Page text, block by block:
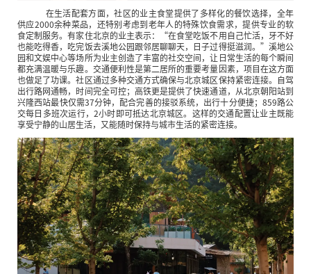
在生活配套方面，社区的业主食堂提供了多样化的餐饮选择，全年
供应2000余种菜品，还特别考虑到老年人的特殊饮食需求，提供专业的软
食定制服务。有家住北京的业主表示：“在食堂吃饭不用自己忙活，牙不好
也能吃得香，吃完饭去溪地公园跟邻居聊聊天，日子过得挺滋润。”溪地公
园和文娱中心等场所为业主创造了丰富的社交空间，让日常生活的每个瞬间
都充满温暖与乐趣。交通便利性是第二居所的重要考量因素，项目在这方面
也做足了功课。社区通过多种交通方式确保与北京城区保持紧密连接。自驾
出行路网通畅，时间完全可控；高铁更是提供了快速通道，从北京朝阳站到
兴隆西站最快仅需37分钟，配合完善的接驳系统，出行十分便捷；859路公
交每日多班次运行，2小时即可抵达北京城区。这样的交通配置让业主既能
享受宁静的山居生活，又能随时保持与城市生活的紧密连接。